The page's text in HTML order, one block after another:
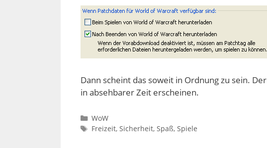
Dann scheint das soweit in Ordnung zu sein. Der
in absehbarer Zeit erscheinen.
Kategorien
WoW
Schlagwörter
Freizeit, Sicherheit, Spaß, Spiele